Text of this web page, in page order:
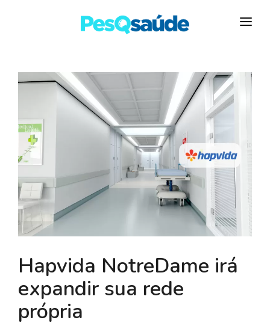
PLANOS DE SAÚDE
LABORATÓRIOS
BLOG
MAIS…
Hapvida NotreDame irá
expandir sua rede
própria